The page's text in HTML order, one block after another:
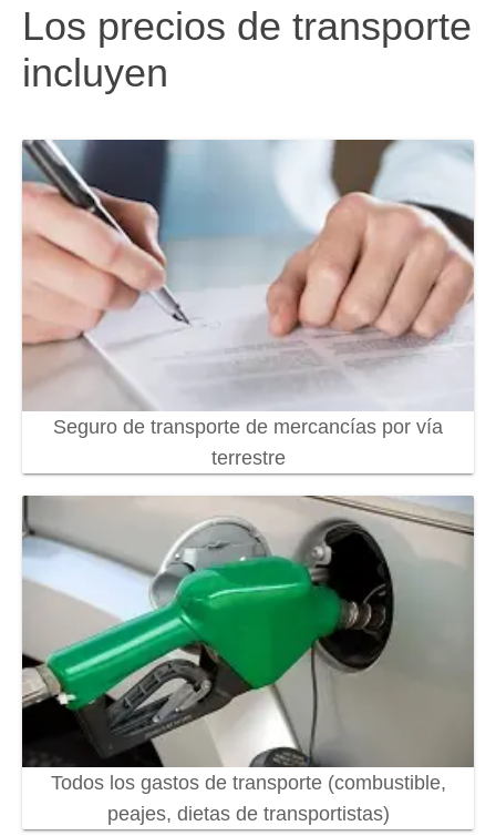
Los precios de transporte
incluyen
Seguro de transporte de mercancías por vía
terrestre
Todos los gastos de transporte (combustible,
peajes, dietas de transportistas)